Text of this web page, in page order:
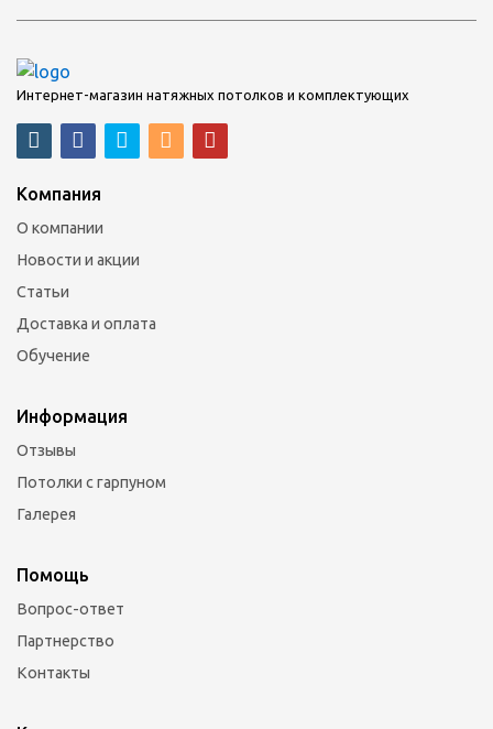
Интернет-магазин натяжных потолков и комплектующих
Компания
О компании
Новости и акции
Статьи
Доставка и оплата
Обучение
Информация
Отзывы
Потолки с гарпуном
Галерея
Помощь
Вопрос-ответ
Партнерство
Контакты